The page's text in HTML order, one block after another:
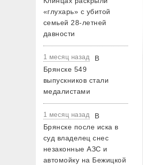
«глухарь» с убитой
семьей 28-летней
давности
1 месяц назад
В
Брянске 549
выпускников стали
медалистами
1 месяц назад
В
Брянске после иска в
суд владелец снес
незаконные АЗС и
автомойку на Бежицкой